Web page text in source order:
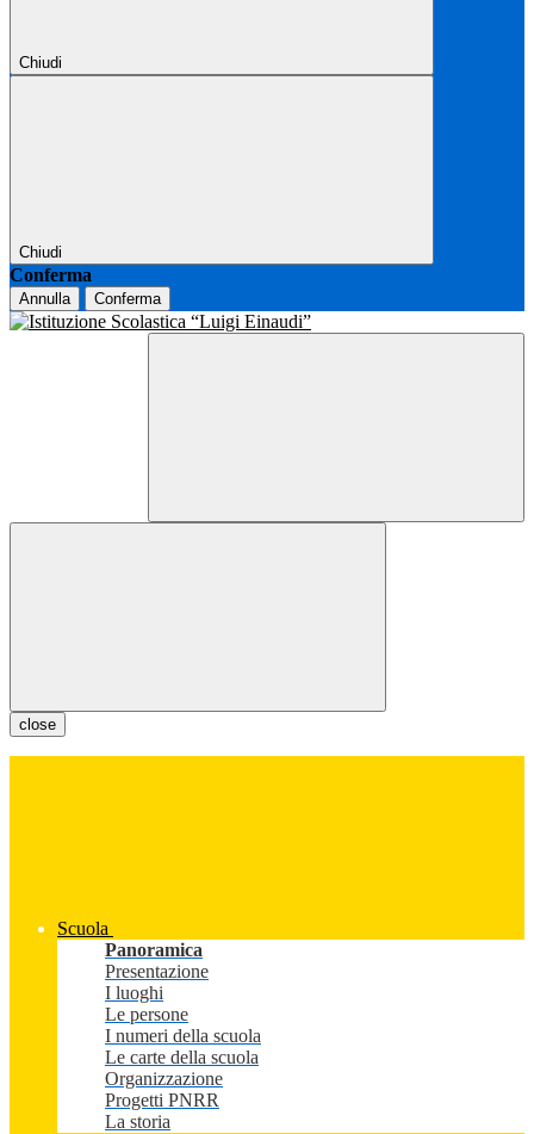
Chiudi
Chiudi
Conferma
Annulla Conferma
close
Scuola
Panoramica
Presentazione
I luoghi
Le persone
I numeri della scuola
Le carte della scuola
Organizzazione
Progetti PNRR
La storia